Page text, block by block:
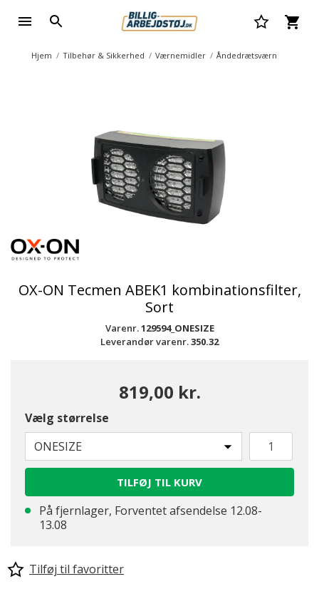
Hjem Tilbehør & Sikkerhed Værnemidler Åndedrætsværn
OX-ON Tecmen ABEK1 kombinationsfilter,
Sort
Varenr.129594_ONESIZE
Leverandør varenr.350.32
819,00 kr.
Vælg størrelse
ONESIZE
TILFØJ TIL KURV
På fjernlager, Forventet afsendelse 12.08-
13.08
Tilføj til favoritter